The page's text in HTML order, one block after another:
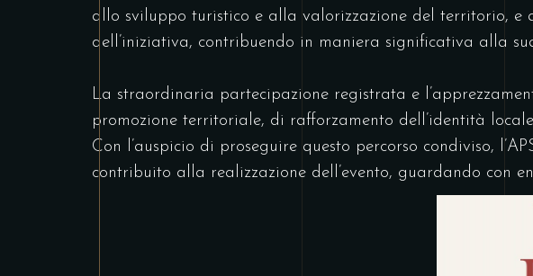
allo sviluppo turistico e alla valorizzazione del territorio, e
dell’iniziativa, contribuendo in maniera significativa alla
La straordinaria partecipazione registrata e
promozione territoriale, di rafforzamento dell’identità
Con l’auspicio di proseguire questo percorso condiviso,
contribuito alla realizzazione dell’evento, guardando con